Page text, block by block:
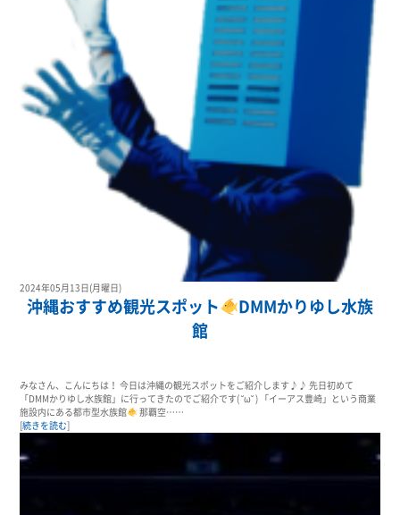
2024年05月13日(月曜日)
沖縄おすすめ観光スポット
DMMかりゆし水族
館
みなさん、こんにちは！ 今日は沖縄の観光スポットをご紹介します♪♪ 先日初めて
「DMMかりゆし水族館」に行ってきたのでご紹介です( ˘ω˘ ) 「イーアス豊崎」という商業
施設内にある都市型水族館
那覇空……
[続きを読む